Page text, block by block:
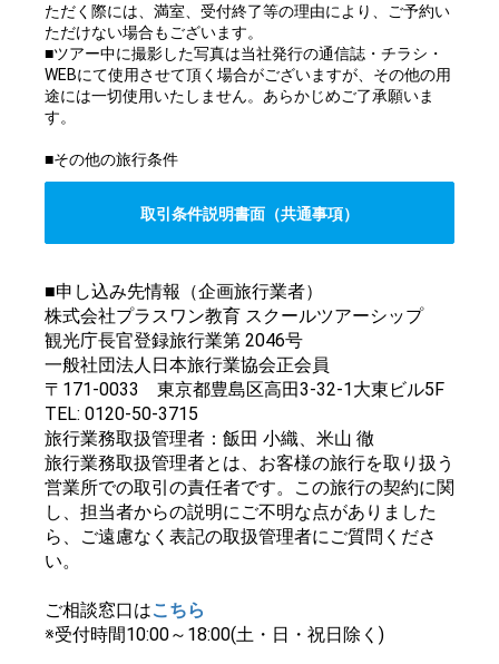
ただく際には、満室、受付終了等の理由により、ご予約い
ただけない場合もございます。
■ツアー中に撮影した写真は当社発行の通信誌・チラシ・
WEBにて使用させて頂く場合がございますが、その他の用
途には一切使用いたしません。あらかじめご了承願いま
す。
■その他の旅行条件
取引条件説明書面（共通事項）
■申し込み先情報（企画旅行業者）
株式会社プラスワン教育 スクールツアーシップ
観光庁長官登録旅行業第 2046号
一般社団法人日本旅行業協会正会員
〒171-0033 東京都豊島区高田3-32-1大東ビル5F
TEL: 0120-50-3715
旅行業務取扱管理者：飯田 小織、米山 徹
旅行業務取扱管理者とは、お客様の旅行を取り扱う
営業所での取引の責任者です。この旅行の契約に関
し、担当者からの説明にご不明な点がありました
ら、ご遠慮なく表記の取扱管理者にご質問くださ
い。
ご相談窓口はこちら
※受付時間10:00～18:00(土・日・祝日除く)